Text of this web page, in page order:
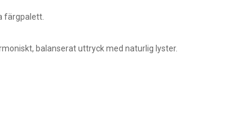
färgpalett.
balanserat uttryck med naturlig lyster.